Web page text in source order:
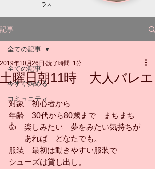
ラス
記事
全ての記事
今すぐ始める
コミュニティ
全ての記事
土曜日朝11時 大人バレエ
2019年10月26日 読了時間: 1分
対象　初心者から
年齢　30代から80歳まで　まちまち
👍　楽しみたい　夢をみたい気持ちが
あれば　どなたでも。
服装　最初は動きやすい服装で
シューズは貸し出し。